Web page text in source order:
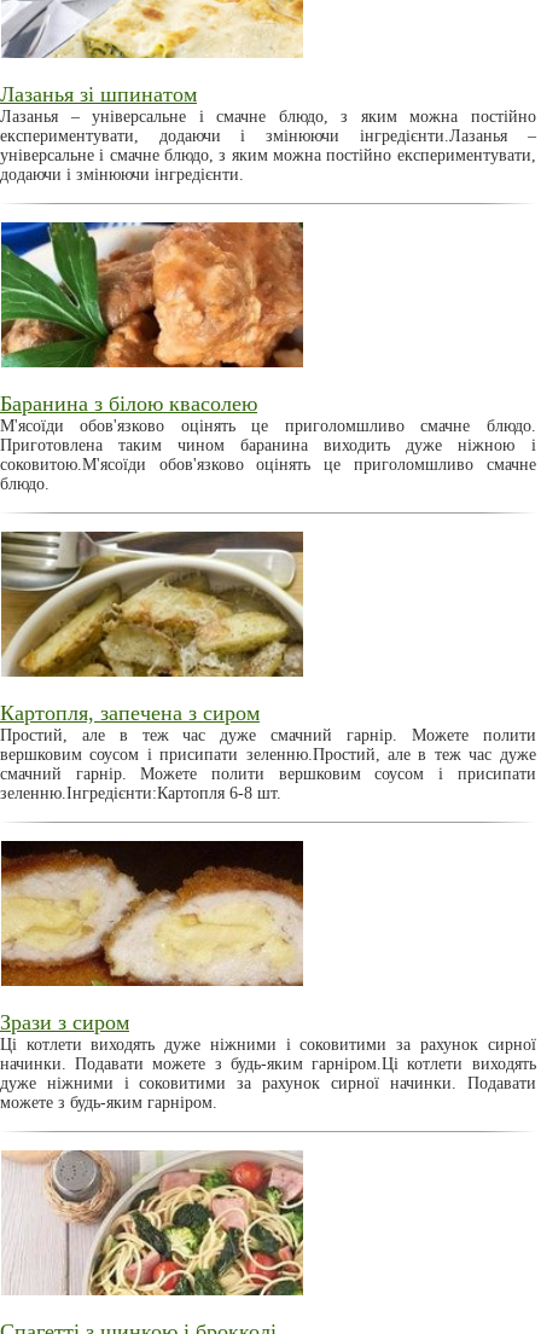
Лазанья зі шпинатом
Лазанья – універсальне і смачне блюдо, з яким можна постійно
експериментувати, додаючи і змінюючи інгредієнти.Лазанья –
універсальне і смачне блюдо, з яким можна постійно експериментувати,
додаючи і змінюючи інгредієнти.
Баранина з білою квасолею
М'ясоїди обов'язково оцінять це приголомшливо смачне блюдо.
Приготовлена таким чином баранина виходить дуже ніжною і
соковитою.М'ясоїди обов'язково оцінять це приголомшливо смачне
блюдо.
Картопля, запечена з сиром
Простий, але в теж час дуже смачний гарнір. Можете полити
вершковим соусом і присипати зеленню.Простий, але в теж час дуже
смачний гарнір. Можете полити вершковим соусом і присипати
зеленню.Інгредієнти:Картопля 6-8 шт.
Зрази з сиром
Ці котлети виходять дуже ніжними і соковитими за рахунок сирної
начинки. Подавати можете з будь-яким гарніром.Ці котлети виходять
дуже ніжними і соковитими за рахунок сирної начинки. Подавати
можете з будь-яким гарніром.